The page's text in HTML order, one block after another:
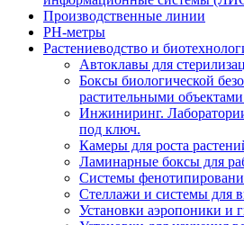
Производственные линии
РH-метры
Растениеводство и
Автоклавы для
Боксы биологической
растительными
Инжиниринг.
под ключ.
Камеры для роста
Ламинарные боксы для
Системы
Стеллажи и системы для
Установки аэропоники и